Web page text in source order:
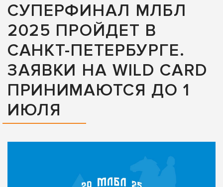
СУПЕРФИНАЛ МЛБЛ
2025 ПРОЙДЕТ В
САНКТ-ПЕТЕРБУРГЕ.
ЗАЯВКИ НА WILD CARD
ПРИНИМАЮТСЯ ДО 1
ИЮЛЯ